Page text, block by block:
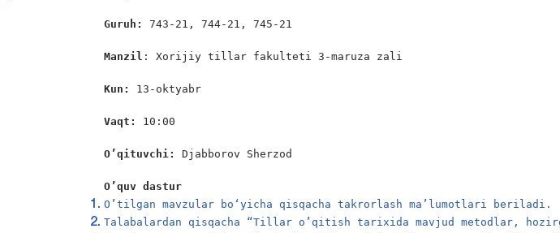
Guruh: 743-21, 744-21, 745-21
Manzil : Xorijiy tillar fakulteti 3-maruza zali
Kun: 13-oktyabr
Vaqt: 10:00
O’qituvchi: Djabborov Sherzod
O’quv dastur
O’tilgan mavzular bo‘yicha qisqacha takrorlash ma’lumotlari beriladi.
Talabalardan qisqacha “Tillar o’qitish tarixida mavjud metodlar,